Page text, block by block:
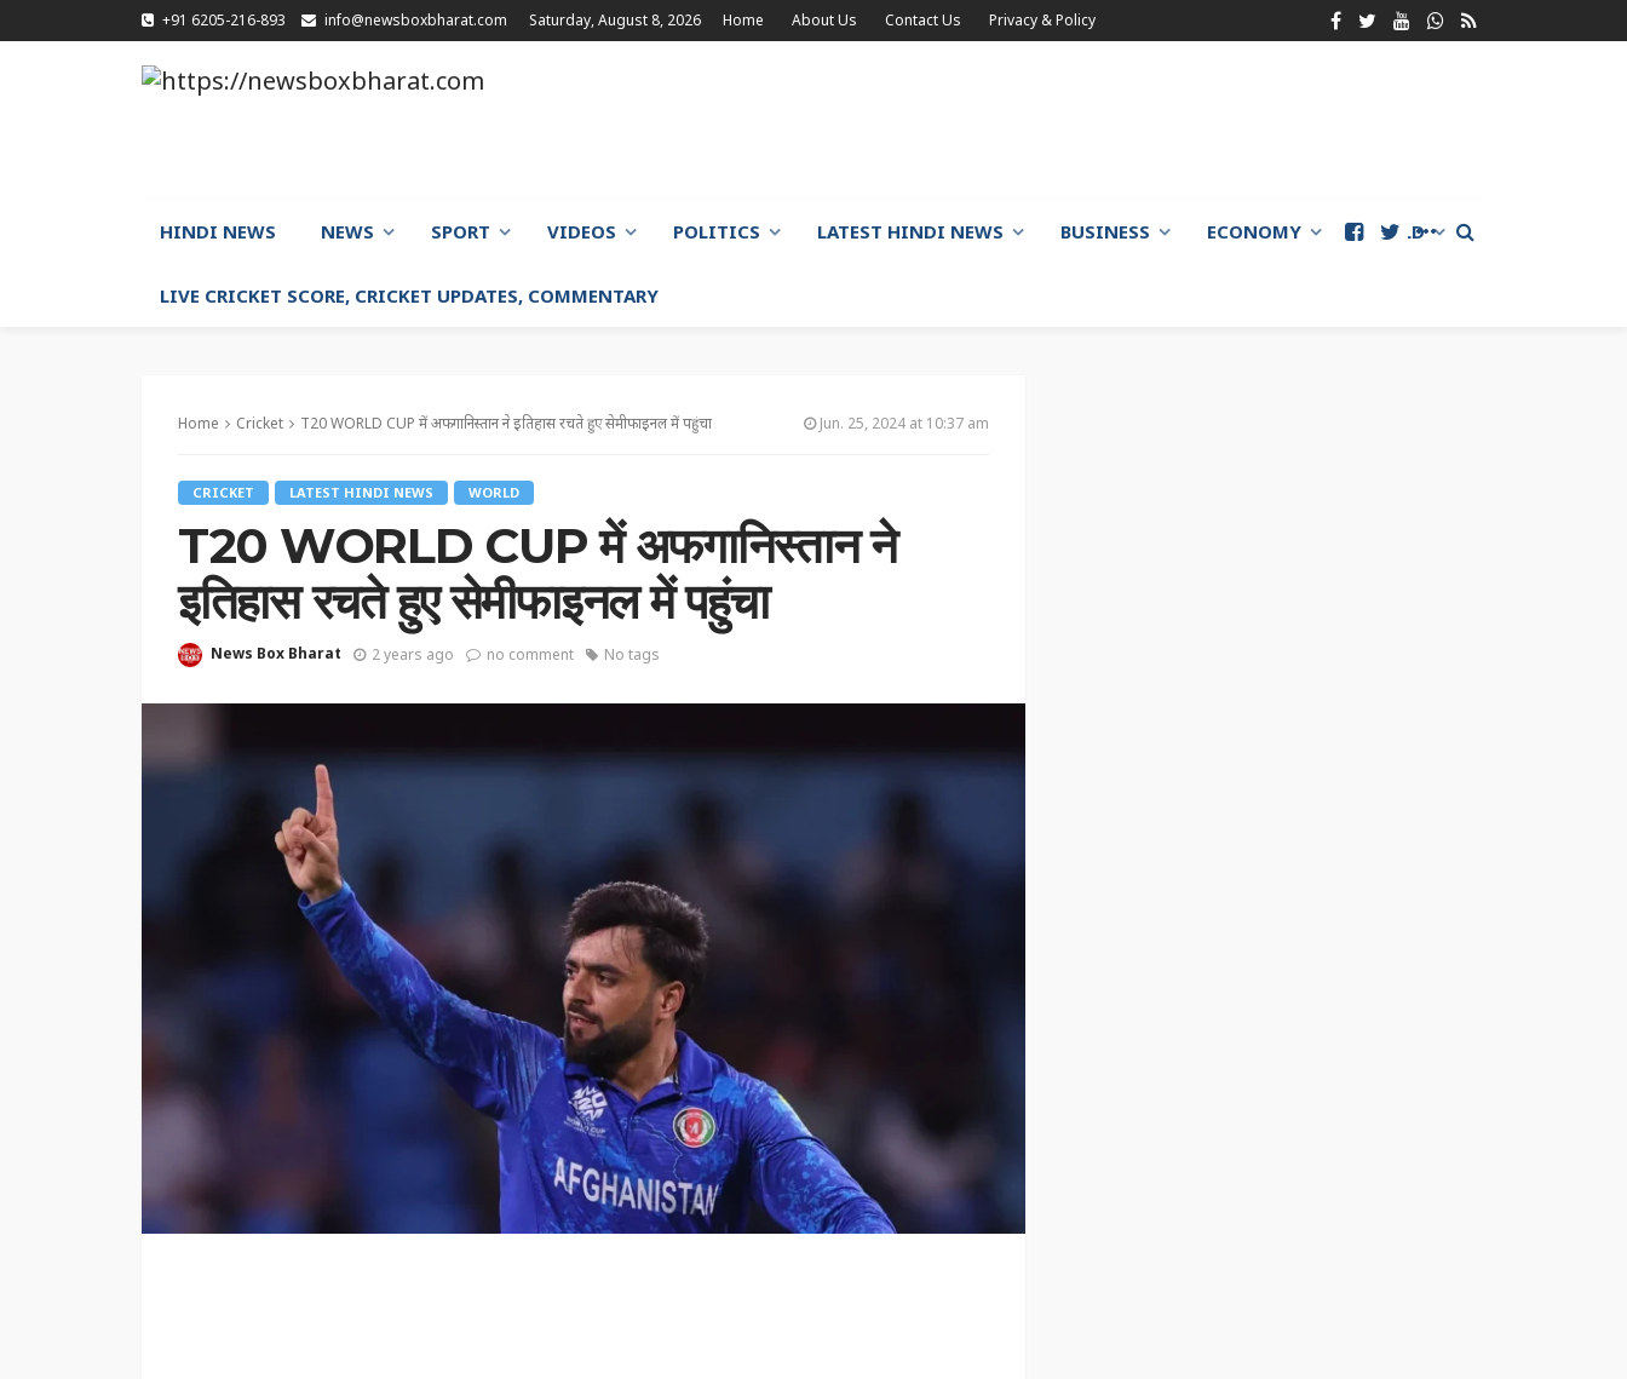
+91 6205-216-893 info@newsboxbharat.com Saturday, August 8, 2026 Home About Us Contact Us Privacy & Policy
HINDI NEWS NEWS SPORT VIDEOS POLITICS LATEST HINDI NEWS BUSINESS ECONOMY WORLD
LIVE CRICKET SCORE, CRICKET UPDATES, COMMENTARY
Home Cricket T20 WORLD CUP में अफगानिस्तान ने इतिहास रचते हुए सेमीफाइनल में पहुंचा Jun. 25, 2024 at 10:37 am
CRICKET LATEST HINDI NEWS WORLD
T20 WORLD CUP में अफगानिस्तान ने
इतिहास रचते हुए सेमीफाइनल में पहुंचा
News Box Bharat 2 years ago no comment No tags